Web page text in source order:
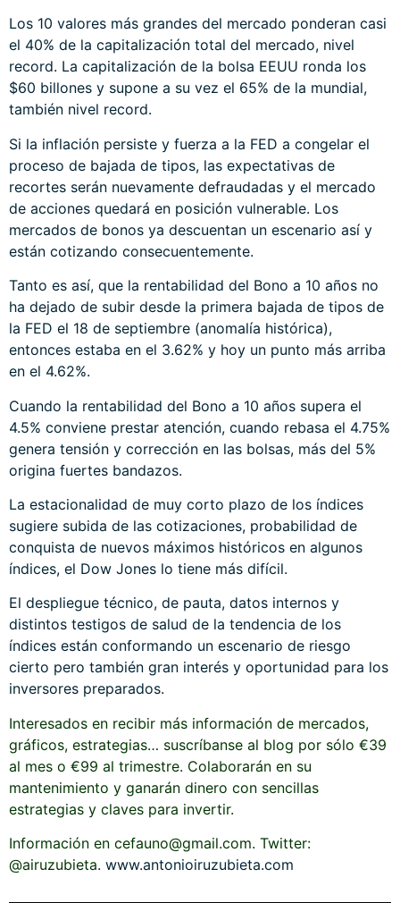
Los 10 valores más grandes del mercado ponderan casi
el 40% de la capitalización total del mercado, nivel
record. La capitalización de la bolsa EEUU ronda los
$60 billones y supone a su vez el 65% de la mundial,
también nivel record.
Si la inflación persiste y fuerza a la FED a congelar el
proceso de bajada de tipos, las expectativas de
recortes serán nuevamente defraudadas y el mercado
de acciones quedará en posición vulnerable. Los
mercados de bonos ya descuentan un escenario así y
están cotizando consecuentemente.
Tanto es así, que la rentabilidad del Bono a 10 años no
ha dejado de subir desde la primera bajada de tipos de
la FED el 18 de septiembre (anomalía histórica),
entonces estaba en el 3.62% y hoy un punto más arriba
en el 4.62%.
Cuando la rentabilidad del Bono a 10 años supera el
4.5% conviene prestar atención, cuando rebasa el 4.75%
genera tensión y corrección en las bolsas, más del 5%
origina fuertes bandazos.
La estacionalidad de muy corto plazo de los índices
sugiere subida de las cotizaciones, probabilidad de
conquista de nuevos máximos históricos en algunos
índices, el Dow Jones lo tiene más difícil.
El despliegue técnico, de pauta, datos internos y
distintos testigos de salud de la tendencia de los
índices están conformando un escenario de riesgo
cierto pero también gran interés y oportunidad para los
inversores preparados.
Interesados en recibir más información de mercados,
gráficos, estrategias… suscríbanse al blog por sólo €39
al mes o €99 al trimestre. Colaborarán en su
mantenimiento y ganarán dinero con sencillas
estrategias y claves para invertir.
Información en cefauno@gmail.com. Twitter:
@airuzubieta. www.antonioiruzubieta.com